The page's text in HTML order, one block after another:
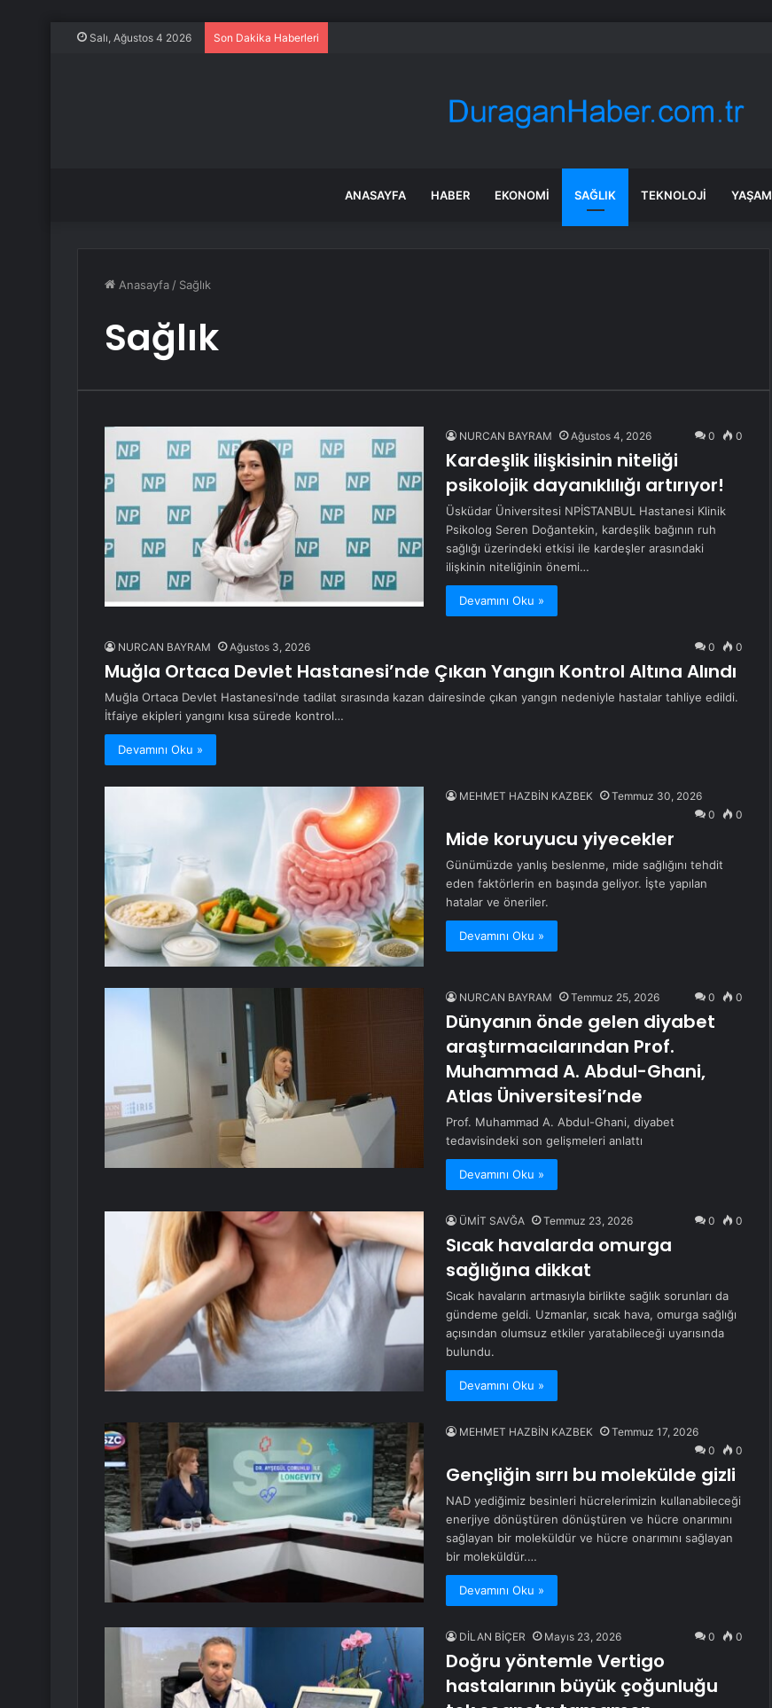
Salı, Ağustos 4 2026 Son Dakika Haberleri
ANASAYFA HABER EKONOMI SAĞLIK TEKNOLOJI YAŞAM
Anasayfa / Sağlık
Sağlık
NURCAN BAYRAM Ağustos 4, 2026 0 0
Kardeşlik ilişkisinin niteliği
psikolojik dayanıklılığı artırıyor!
Üsküdar Üniversitesi NPİSTANBUL Hastanesi Klinik
Psikolog Seren Doğantekin, kardeşlik bağının ruh
sağlığı üzerindeki etkisi ile kardeşler arasındaki
ilişkinin niteliğinin önemi…
Devamını Oku »
NURCAN BAYRAM Ağustos 3, 2026 0 0
Muğla Ortaca Devlet Hastanesi’nde Çıkan Yangın Kontrol Altına Alındı
Muğla Ortaca Devlet Hastanesi'nde tadilat sırasında kazan dairesinde çıkan yangın nedeniyle hastalar tahliye edildi.
İtfaiye ekipleri yangını kısa sürede kontrol…
Devamını Oku »
MEHMET HAZBİN KAZBEK
Temmuz 30, 2026
0
0
Mide koruyucu yiyecekler
Günümüzde yanlış beslenme, mide sağlığını tehdit
eden faktörlerin en başında geliyor. İşte yapılan
hatalar ve öneriler.
Devamını Oku »
NURCAN BAYRAM Temmuz 25, 2026 0 0
Dünyanın önde gelen diyabet
araştırmacılarından Prof.
Muhammad A. Abdul-Ghani,
Atlas Üniversitesi’nde
Prof. Muhammad A. Abdul-Ghani, diyabet
tedavisindeki son gelişmeleri anlattı
Devamını Oku »
ÜMİT SAVĞA Temmuz 23, 2026 0 0
Sıcak havalarda omurga
sağlığına dikkat
Sıcak havaların artmasıyla birlikte sağlık sorunları da
gündeme geldi. Uzmanlar, sıcak hava, omurga sağlığı
açısından olumsuz etkiler yaratabileceği uyarısında
bulundu.
Devamını Oku »
MEHMET HAZBİN KAZBEK
Temmuz 17, 2026
0
0
Gençliğin sırrı bu molekülde gizli
NAD yediğimiz besinleri hücrelerimizin kullanabileceği
enerjiye dönüştüren dönüştüren ve hücre onarımını
sağlayan bir moleküldür ve hücre onarımını sağlayan
bir moleküldür.…
Devamını Oku »
DİLAN BİÇER Mayıs 23, 2026 0 0
Doğru yöntemle Vertigo
hastalarının büyük çoğunluğu